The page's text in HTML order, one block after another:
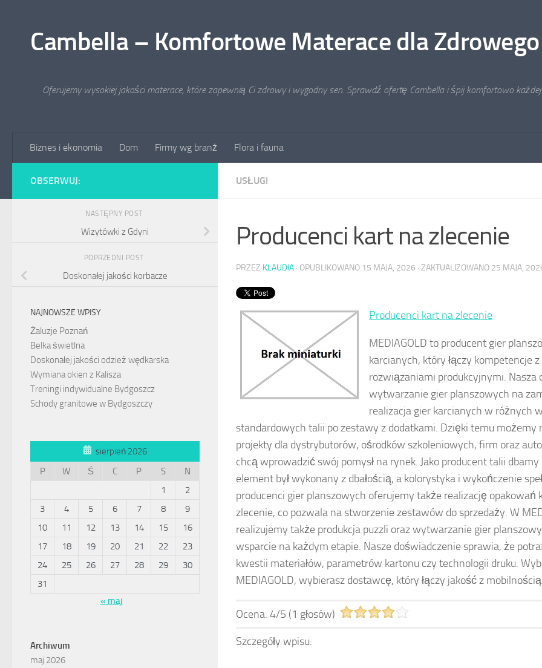
Cambella – Komfortowe Materace dla
Oferujemy wysokiej jakości materace, które zapewnią Ci zdrowy i wygodny sen. Sprawdź ofertę Cambella i śpij komfortowo każdej
Biznes i ekonomia Dom Firmy wg branż Flora i fauna
USŁUGI
Producenci kart na zlecenie
PRZEZ KLAUDIA · OPUBLIKOWANO 15 MAJA, 2026 · ZAKTUALIZOWANO 25 MAJA,
Producenci kart na zlecenie
MEDIAGOLD to producent gier
karcianych, który łączy kompetencje
rozwiązaniami produkcyjnymi. Nasza
wytwarzanie gier planszowych na
realizacja gier karcianych w różnych
standardowych talii po zestawy z dodatkami. Dzięki temu możemy
projekty dla dystrybutorów, ośrodków szkoleniowych, firm oraz
chcą wprowadzić swój pomysł na rynek. Jako producent talii dbamy
element był wykonany z dbałością, a kolorystyka i wykończenie
producenci gier planszowych oferujemy także realizację opakowań
zlecenie, co pozwala na stworzenie zestawów do sprzedaży. W
realizujemy także produkcja puzzli oraz wytwarzanie gier
wsparcie na każdym etapie. Nasze doświadczenie sprawia, że
kwestii materiałów, parametrów kartonu czy technologii druku.
MEDIAGOLD, wybierasz dostawcę, który łączy jakość z
Ocena: 4/5 (1 głosów)
Szczegóły wpisu:
OBSERWUJ:
NASTĘPNY POST
Wizytówki z Gdyni
POPRZEDNI POST
Doskonałej jakości korbacze
NAJNOWSZE WPISY
Żaluzje Poznań
Belka świetlna
Doskonałej jakości odzież wędkarska
Wymiana okien z Kalisza
Treningi indywidualne Bydgoszcz
Schody granitowe w Bydgoszczy
sierpień 2026
P
W Ś C P S
N
1
2
3
4 5 6 7 8
9
10
11 12 13 14 15
16
17
18 19 20 21 22
23
24
25 26 27 28 29
30
31
« maj
Archiwum
maj 2026